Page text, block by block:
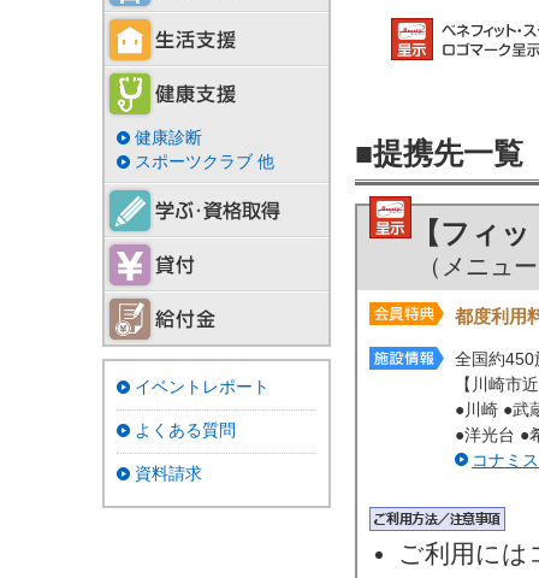
健康診断
スポーツクラブ 他
イベントレポート
よくある質問
資料請求
■提携先一覧
【フィ
（メニュ
都度利用
全国約450
【川崎市
●川崎 ●武
●洋光台 ●
コナミ
ご利用には